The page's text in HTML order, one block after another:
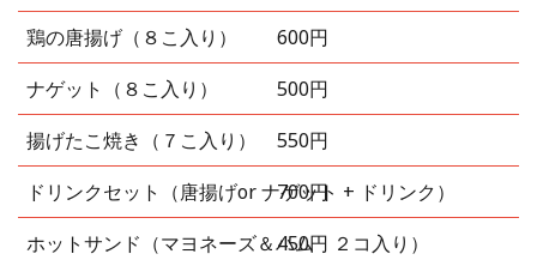
鶏の唐揚げ（８こ入り）
600円
ナゲット（８こ入り）
500円
揚げたこ焼き（７こ入り）
550円
ドリンクセット（唐揚げor ナゲット + ドリンク）
700円
ホットサンド（マヨネーズ＆ハム ２コ入り）
450円